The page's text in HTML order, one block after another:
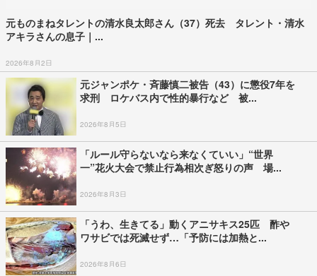
元ものまねタレントの清水良太郎さん（37）死去 タレント・清水
アキラさんの息子｜...
2026年8月2日
元ジャンポケ・斉藤慎二被告（43）に懲役7年を
求刑 ロケバス内で性的暴行など 被...
2026年8月5日
「ルール守らないなら来なくていい」“世界
一”花火大会で禁止行為相次ぎ怒りの声 場...
2026年8月3日
「うわ、生きてる」動くアニサキス25匹 酢や
ワサビでは死滅せず…「予防には加熱と...
2026年8月6日